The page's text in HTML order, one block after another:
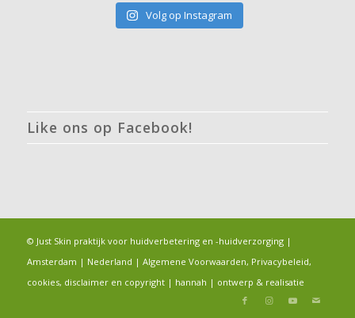
Volg op Instagram
Like ons op Facebook!
© Just Skin praktijk voor huidverbetering en -huidverzorging |
Amsterdam | Nederland | Algemene Voorwaarden, Privacybeleid,
cookies, disclaimer en copyright| hannah | ontwerp & realisatie